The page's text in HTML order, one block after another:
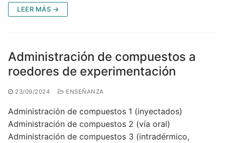
LEER MÁS →
Administración de compuestos a
roedores de experimentación
23/09/2024 ENSEÑANZA
Administración de compuestos 1 (inyectados)
Administración de compuestos 2 (vía oral)
Administración de compuestos 3 (intradérmico,